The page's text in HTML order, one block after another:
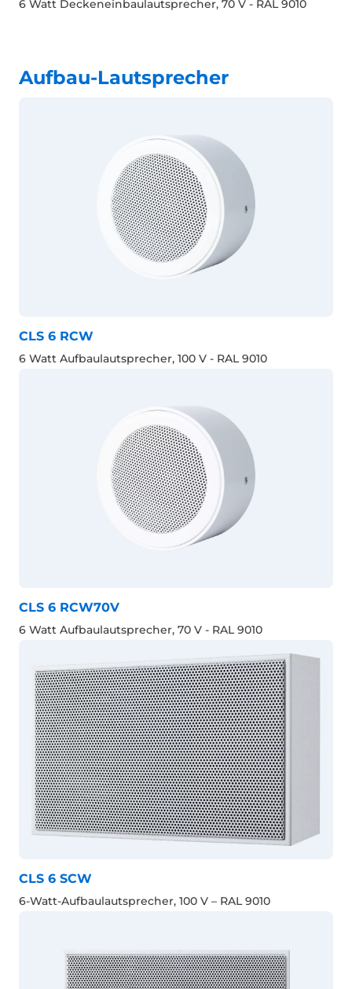
6 Watt Deckeneinbaulautsprecher, 70 V - RAL 9010
Aufbau-Lautsprecher
CLS 6 RCW
6 Watt Aufbaulautsprecher, 100 V - RAL 9010
CLS 6 RCW70V
6 Watt Aufbaulautsprecher, 70 V - RAL 9010
CLS 6 SCW
6-Watt-Aufbaulautsprecher, 100 V – RAL 9010